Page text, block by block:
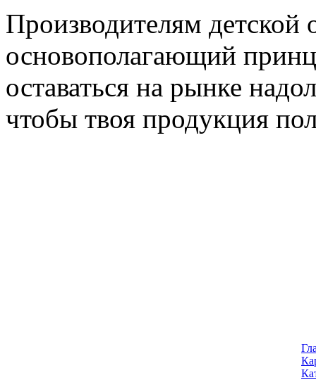
Производителям детской
основополагающий
оставаться на рынке
чтобы твоя продукция